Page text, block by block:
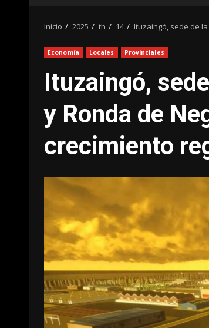
Inicio 2025 th 14 Ituzaingó, sede de
Economía Locales Provinciales
Ituzaingó,
y Ronda de
crecimiento